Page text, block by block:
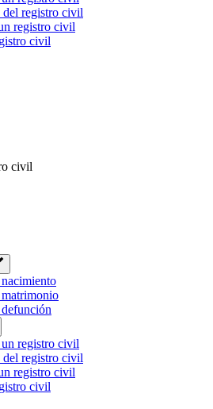
del registro civil
registro civil
civil
civil
registro civil
del registro civil
registro civil
civil